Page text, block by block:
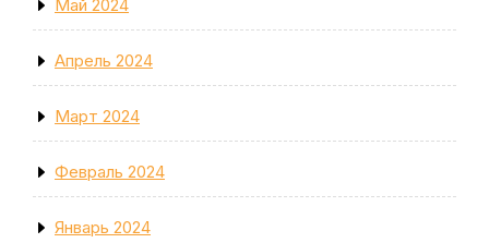
Май 2024
Апрель 2024
Март 2024
Февраль 2024
Январь 2024